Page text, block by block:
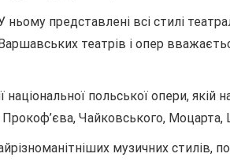
представлені всі стилі
театрів і опер
польської опери, якій
Чайковського, Моцарта,
музичних стилів,